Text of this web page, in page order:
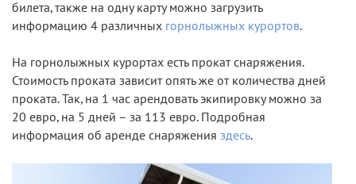
билета, также на одну карту можно загрузить
информацию 4 различных горнолыжных курортов.
На горнолыжных курортах есть прокат снаряжения.
Стоимость проката зависит опять же от количества дней
проката. Так, на 1 час арендовать экипировку можно за
20 евро, на 5 дней – за 113 евро. Подробная
информация об аренде снаряжения здесь.